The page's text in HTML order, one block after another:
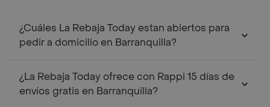
¿Cuáles La Rebaja Today estan abiertos para
pedir a domicilio en Barranquilla?
¿La Rebaja Today ofrece con Rappi 15 días de
envíos gratis en Barranquilla?